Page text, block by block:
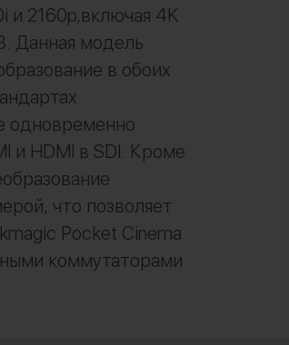
и 2160p,включая 4K
Данная модель
в обоих
одновременно
и HDMI в SDI. Кроме
что позволяет
Pocket Cinema
коммутаторами